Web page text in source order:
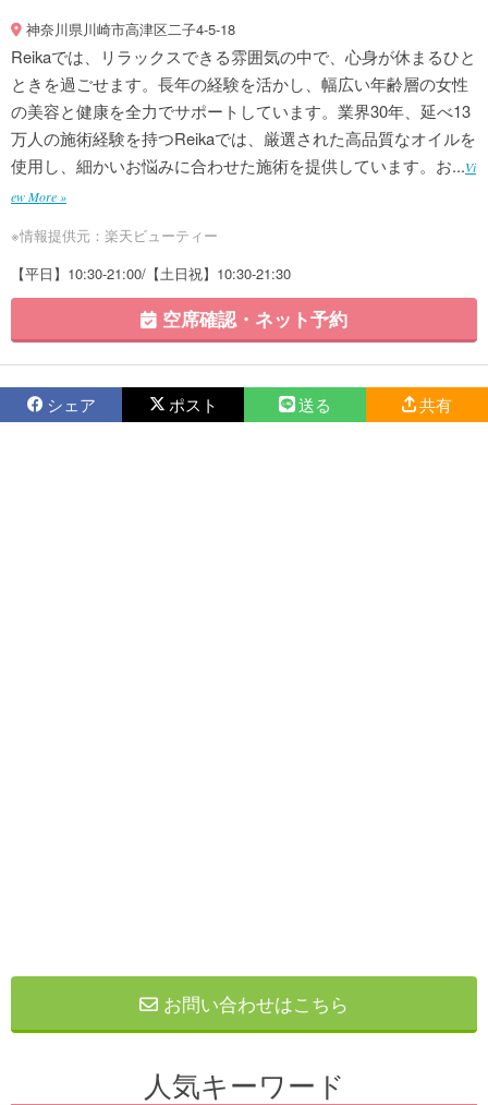
神奈川県川崎市高津区二子4-5-18
Reikaでは、リラックスできる雰囲気の中で、心身が休まるひと
ときを過ごせます。長年の経験を活かし、幅広い年齢層の女性
の美容と健康を全力でサポートしています。業界30年、延べ13
万人の施術経験を持つReikaでは、厳選された高品質なオイルを
使用し、細かいお悩みに合わせた施術を提供しています。お...Vi
ew More »
※情報提供元：楽天ビューティー
【平日】10:30-21:00/【土日祝】10:30-21:30
空席確認・ネット予約
シェア ポスト 送る 共有
お問い合わせはこちら
人気キーワード